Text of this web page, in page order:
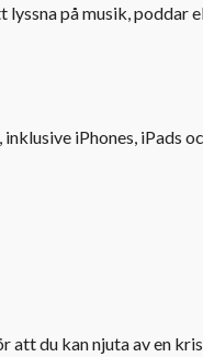
på musik, poddar
iPhones, iPads
du kan njuta av en